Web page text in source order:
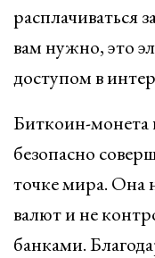
расплачиваться
вам нужно, это
доступом в
Биткоин-монета
безопасно
точке мира. Она
валют и не
банками.